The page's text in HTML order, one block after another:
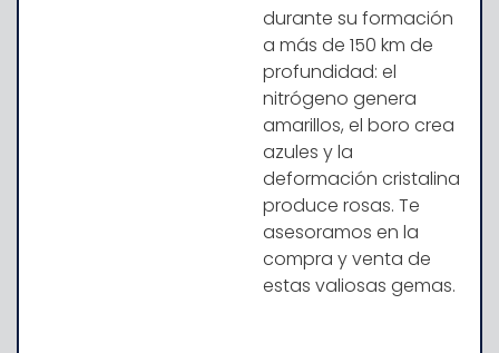
durante su formación
a más de 150 km de
profundidad: el
nitrógeno genera
amarillos, el boro crea
azules y la
deformación cristalina
produce rosas. Te
asesoramos en la
compra y venta de
estas valiosas gemas.